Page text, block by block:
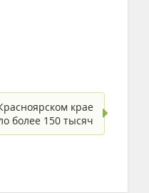
крае
более 150 тысяч